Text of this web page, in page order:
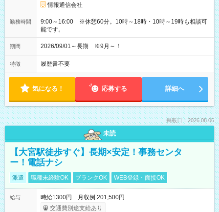
情報通信会社
勤務時間
9:00～16:00 ※休憩60分。10時～18時・10時～19時も相談可
能です。
期間 2026/09/01～長期 ※9月～！
特徴 履歴書不要
気になる！ 応募する 詳細へ
掲載日：2026.08.06
未読
【大宮駅徒歩すぐ】長期×安定！事務センタ
ー！電話ナシ
派遣 職種未経験OK ブランクOK WEB登録・面接OK
給与
時給1300円 月収例 201,500円
交通費別途支給あり